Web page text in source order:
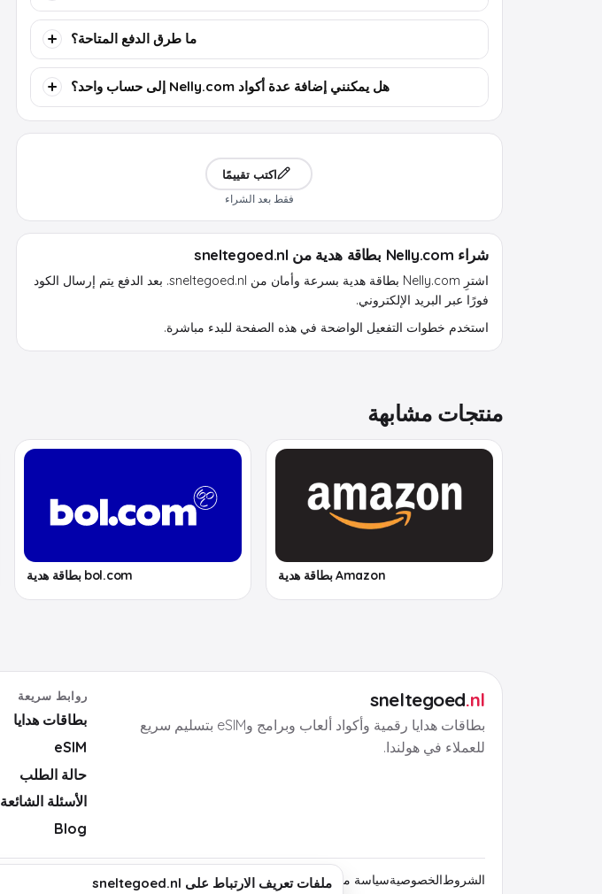
ما طرق الدفع المتاحة؟
هل يمكنني إضافة عدة أكواد Nelly.com إلى حساب واحد؟
اكتب تقييمًا
فقط بعد الشراء
شراء Nelly.com بطاقة هدية من sneltegoed.nl
اشترِ Nelly.com بطاقة هدية بسرعة وأمان من sneltegoed.nl. بعد الدفع يتم إرسال الكود
فورًا عبر البريد الإلكتروني.
استخدم خطوات التفعيل الواضحة في هذه الصفحة للبدء مباشرة.
منتجات مشابهة
Amazon بطاقة هدية bol.com بطاقة هدية
sneltegoed.nl
بطاقات هدايا رقمية وأكواد ألعاب وبرامج وeSIM بتسليم سريع
للعملاء في هولندا.
روابط سريعة
بطاقات هدايا
eSIM
حالة الطلب
الأسئلة الشائعة
Blog
الشروطالخصوصيةسياسة ملفات تعريف الارتباطمعلومات قانونية
ملفات تعريف الارتباط على sneltegoed.nl